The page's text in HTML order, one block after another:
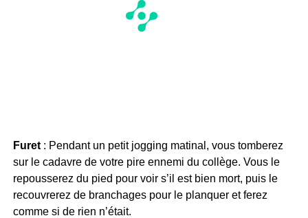
Furet : Pendant un petit jogging matinal, vous tomberez
sur le cadavre de votre pire ennemi du collège. Vous le
repousserez du pied pour voir s’il est bien mort, puis le
recouvrerez de branchages pour le planquer et ferez
comme si de rien n’était.